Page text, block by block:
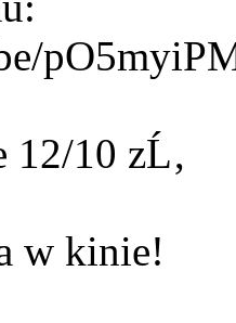
10 zĹ‚
w kinie!